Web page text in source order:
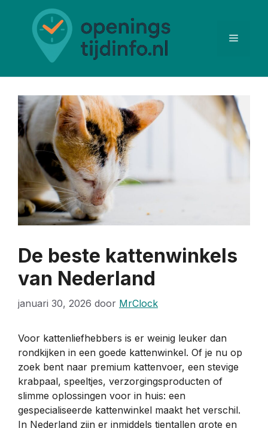
Menu
De beste kattenwinkels
van Nederland
januari 30, 2026 door MrClock
Voor kattenliefhebbers is er weinig leuker dan
rondkijken in een goede kattenwinkel. Of je nu op
zoek bent naar premium kattenvoer, een stevige
krabpaal, speeltjes, verzorgingsproducten of
slimme oplossingen voor in huis: een
gespecialiseerde kattenwinkel maakt het verschil.
In Nederland zijn er inmiddels tientallen grote en